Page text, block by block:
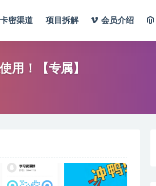
卡密渠道 项目拆解 会员介绍
用！【专属】